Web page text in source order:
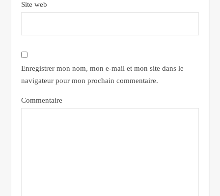
Site web
Enregistrer mon nom, mon e-mail et mon site dans le
navigateur pour mon prochain commentaire.
Commentaire